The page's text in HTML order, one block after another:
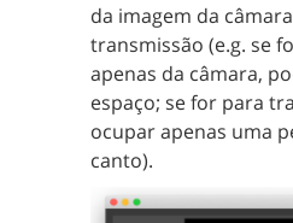
da imagem da
transmissão (e.g. se
apenas da câmara,
espaço; se for para
ocupar apenas uma
canto).